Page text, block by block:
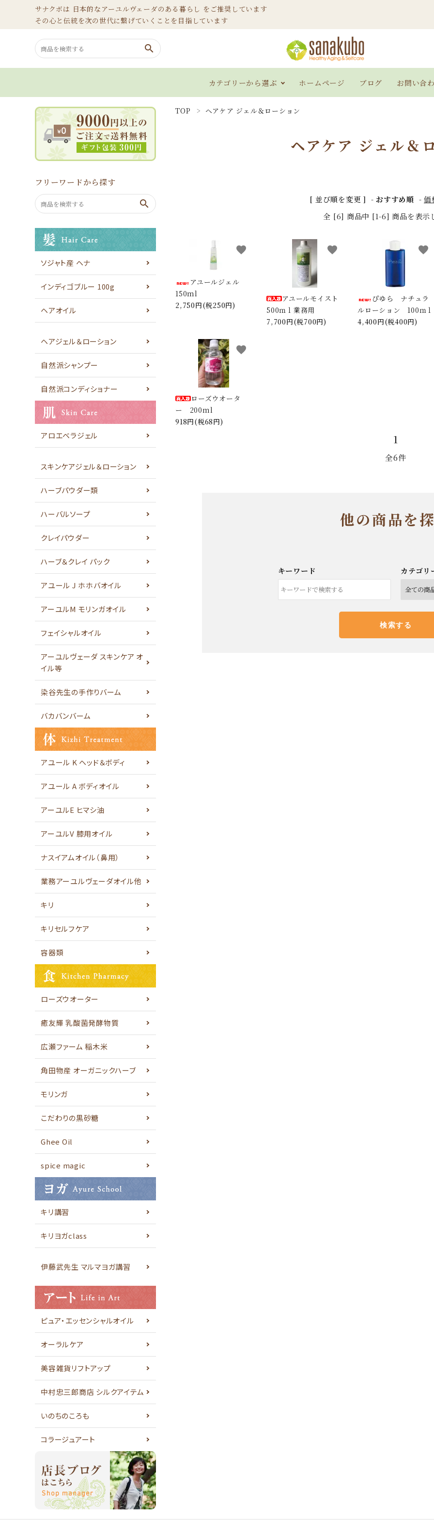
サナクボは 日本的なアーユルヴェーダのある暮らし をご推奨しています
その心と伝統を次の世代に繋げていくことを目指しています
search
カテゴリーから選ぶ
100g
スキケアジェル＆ロ
ーション
ハー
アーユルM モリンガ
フェ
ボディ
アユール A ボディオ
ア
キリセルフケア 容器類
ローズウオーター
Ghee Oil
ホームページ ブログ お問い合
search
カテゴリーから選ぶ
INFORMATION
ご利用ガイド
プライバシーポリシー
特定商取引法について
お問い合わせ
ACCOUNT MENU
ようこそ ゲスト 様
ログイン person 新規会員登録
フリーワードから探す
search
ソジャト産 ヘナ
インディゴブルー 100g
ヘアオイル
ヘアジェル＆ローション
自然派シャンプー
自然派コンディショナー
アロエベラジェル
スキンケアジェル＆ローション
ハーブパウダー類
ハーバルソープ
クレイパウダー
ハーブ＆クレイ パック
アユール J ホホバオイル
アーユルM モリンガオイル
フェイシャルオイル
アーユルヴェーダ スキンケア オ
イル等
染谷先生の手作りバーム
バカバンバーム
アユール K ヘッド＆ボディ
アユール A ボディオイル
アーユルE ヒマシ油
アーユルV 膝用オイル
ナスイアムオイル（鼻用）
業務アーユルヴェーダオイル他
キリ
キリセルフケア
容器類
ローズウオーター
癒友輝 乳酸菌発酵物質
広瀬ファーム 稲木米
角田物産 オーガニックハーブ
モリンガ
こだわりの黒砂糖
Ghee Oil
spice magic
キリ講習
キリヨガclass
伊藤武先生 マルマヨガ講習
ピュア・エッセンシャルオイル
オーラルケア
美容雑貨リフトアップ
中村忠三郎商店 シルクアイテム
いのちのころも
コラージュアート
TOP ヘアケア ジェル＆ローション
ヘアケア ジェル＆
[ 並び順を変更 ] - おすすめ順 - 価
全 [6] 商品中 [1-6] 商品を表示
アユールジェル
150ml
2,750円(税250円)
favorite
アユールモイスト
500ｍｌ業務用
7,700円(税700円)
favorite
ぴゆら ナチュラ
ルローション 100ｍｌ
4,400円(税400円)
favorite
ローズウオータ
ー 200ml
918円(税68円)
favorite
1
全6件
他の商品を
キーワード カテゴリ
検索する